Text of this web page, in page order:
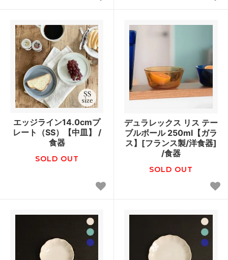
エッジライン14.0cmプ
レート（SS）【中皿】 /
食器
SOLD OUT
デュラレックス リス テー
ブルボール 250ml【ガラ
ス】[フランス製/洋食器]
/食器
SOLD OUT